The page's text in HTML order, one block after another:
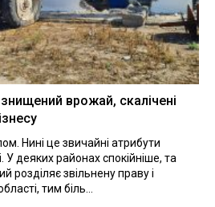
врожай, скалічені
Нині це звичайні атрибути
деяких районах спокійніше, та
розділяє звільнену праву і
тим біль...